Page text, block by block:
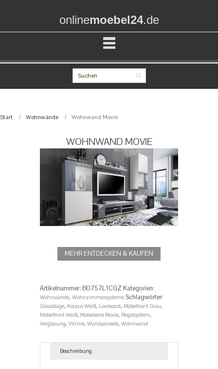
onlinemoebel24.de
Start Wohnwände Wohnwand Movie
WOHNWAND MOVIE
MEHR ENTDECKEN & KAUFEN
Artikelnummer: ‎B0757L1CGZ Kategorien:
Wohnwände, Wohnzimmersysteme Schlagwörter:
Glasablage, Korpus Weiß, Lowboard, Möbelfront Grau,
Möbelfront Weiß, Möbelserie Movie, Regalsystem,
Verglasung, Vitrine, Wandpaneele, Wohnwand
Beschreibung